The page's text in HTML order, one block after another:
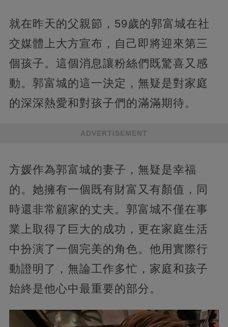
就在昨天的父親節，59歲的郭富城在社
交媒體上大方宣布，自己即將迎來第三
個孩子。這個消息讓粉絲們既驚喜又感
動。郭富城的這一決定，無疑是對家庭
的深深熱愛和對孩子們的滿滿期待。
ADVERTISEMENT
方媛作為郭富城的妻子，無疑是幸福
的。她擁有一個既有財富又有顏值，同
時還非常顧家的丈夫。郭富城不僅在事
業上取得了巨大的成功，更在家庭生活
中扮演了一個完美的角色。他用實際行
動證明了，無論工作多忙，家庭和孩子
始終是他心中最重要的部分。